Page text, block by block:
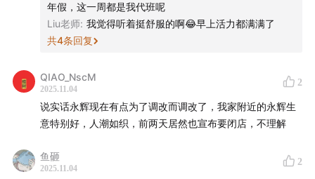
年假，这一周都是我代班呢
Liu老师: 我觉得听着挺舒服的啊😂早上活力都满满了
共4条回复
QIAO_NscM
2025.11.04
2
说实话永辉现在有点为了调改而调改了，我家附近的永辉生
意特别好，人潮如织，前两天居然也宣布要闭店，不理解
鱼砸
2025.11.04
2